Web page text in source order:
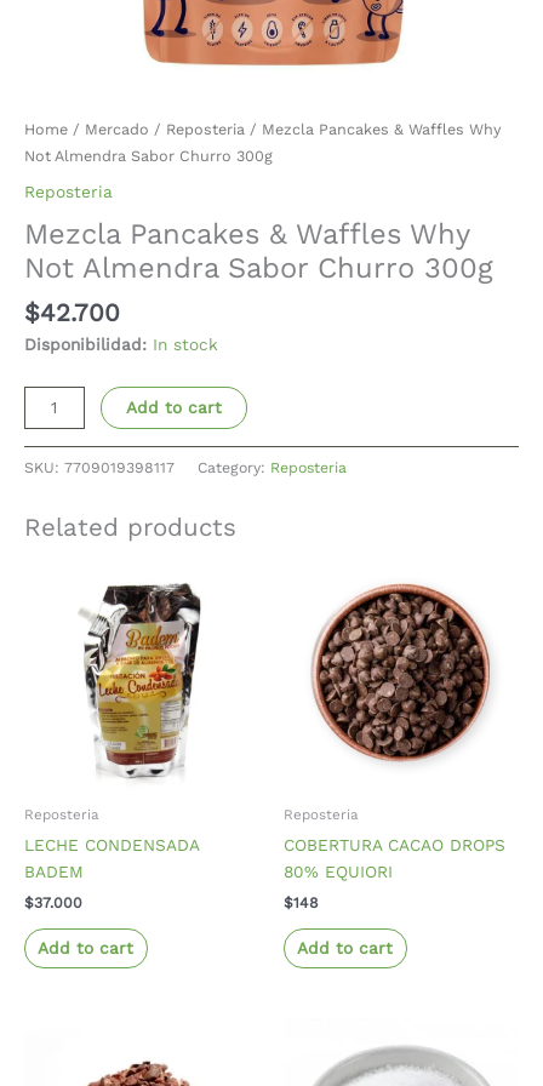
Home / Mercado / Reposteria / Mezcla Pancakes & Waffles Why
Not Almendra Sabor Churro 300g
Reposteria
Mezcla Pancakes & Waffles Why
Not Almendra Sabor Churro 300g
$42.700
Disponibilidad: In stock
Add to cart
SKU: 7709019398117 Category: Reposteria
Related products
Reposteria
LECHE CONDENSADA
BADEM
$37.000
Add to cart
Reposteria
COBERTURA CACAO DROPS
80% EQUIORI
$148
Add to cart